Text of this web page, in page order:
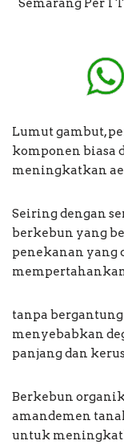
Semarang Per
Lumut gambut,
komponen biasa
meningkatkan
Seiring dengan
berkebun yang
penekanan yang
tanpa
menyebabkan
panjang dan
Berkebun
amandemen
untuk